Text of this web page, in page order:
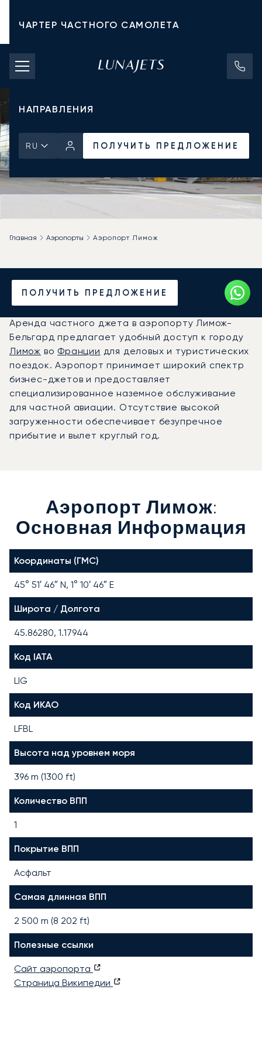
ЧАРТЕР ЧАСТНОГО САМОЛЕТА
СТОИМОСТЬ ЧАРТЕРА
ЧАСТНЫЕ САМОЛЕТЫ
НАПРАВЛЕНИЯ
RU ПОЛУЧИТЬ ПРЕДЛОЖЕНИЕ
ПОЛУЧИТЬ ПРЕДЛОЖЕНИЕ
Главная Аэропорты Аэропорт Лимож
Частный джет в
аэропорт Лимож (LIG)
Аренда частного джета в аэропорту Лимож-
Бельгард предлагает удобный доступ к городу
Лимож воФранции для деловых и туристических
поездок. Аэропорт принимает широкий спектр
бизнес-джетов и предоставляет
специализированное наземное обслуживание
для частной авиации. Отсутствие высокой
загруженности обеспечивает безупречное
прибытие и вылет круглый год.
Аэропорт Лимож:
Основная Информация
Координаты (ГМС)
45° 51′ 46″ N, 1° 10′ 46″ E
Широта / Долгота
45.86280, 1.17944
Код IATA
LIG
Код ИКАО
LFBL
Высота над уровнем моря
396 m (1300 ft)
Количество ВПП
1
Покрытие ВПП
Асфальт
Самая длинная ВПП
2 500 m (8 202 ft)
Полезные ссылки
Сайт аэропорта
Страница Википедии